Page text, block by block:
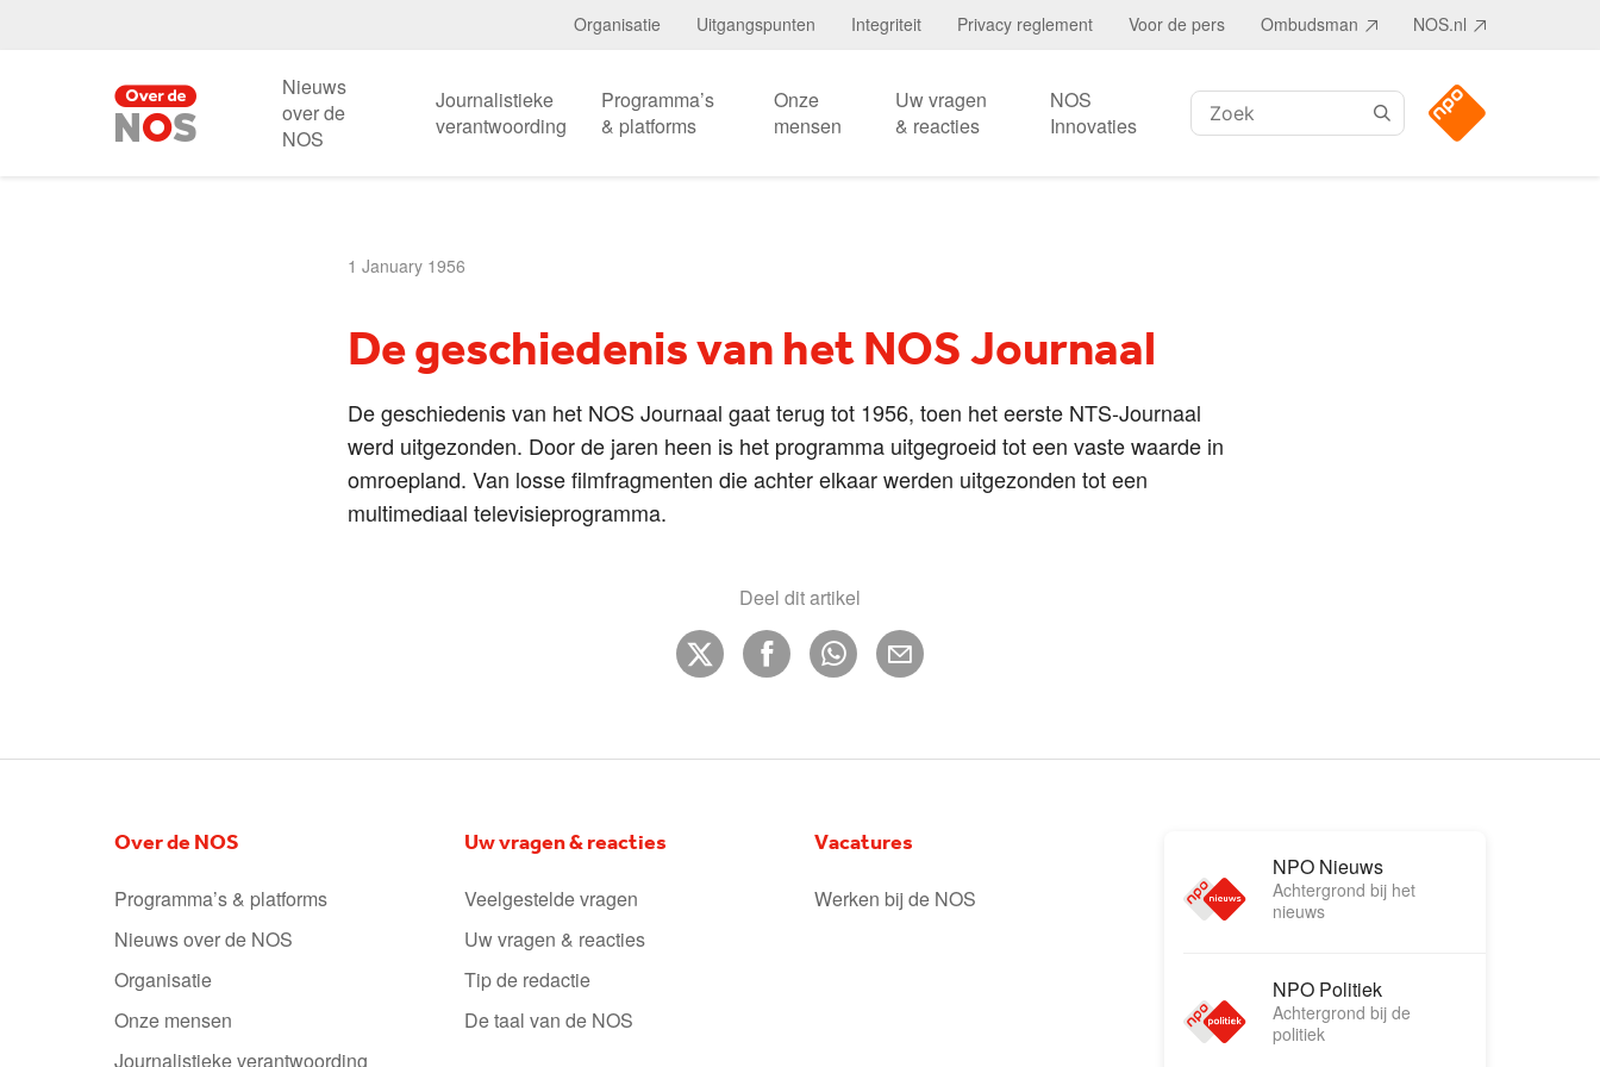
Organisatie Uitgangspunten Integriteit Privacy reglement Voor de pers Ombudsman NOS.nl
Nieuws
over de
NOS
Journalistieke
verantwoording
Programma’s
& platforms
Onze
mensen
Uw vragen
& reacties
NOS
Innovaties
Zoeken:
1 January 1956
De geschiedenis van het NOS Journaal
De geschiedenis van het NOS Journaal gaat terug tot 1956, toen het eerste NTS-Journaal
werd uitgezonden. Door de jaren heen is het programma uitgegroeid tot een vaste waarde in
omroepland. Van losse filmfragmenten die achter elkaar werden uitgezonden tot een
multimediaal televisieprogramma.
Deel dit artikel
Over de NOS
Programma’s & platforms
Nieuws over de NOS
Organisatie
Onze mensen
Journalistieke verantwoording
Uw vragen & reacties
Veelgestelde vragen
Uw vragen & reacties
Tip de redactie
De taal van de NOS
Vacatures
Werken bij de NOS
NPO Nieuws
Achtergrond bij het
nieuws
NPO Politiek
Achtergrond bij de
politiek